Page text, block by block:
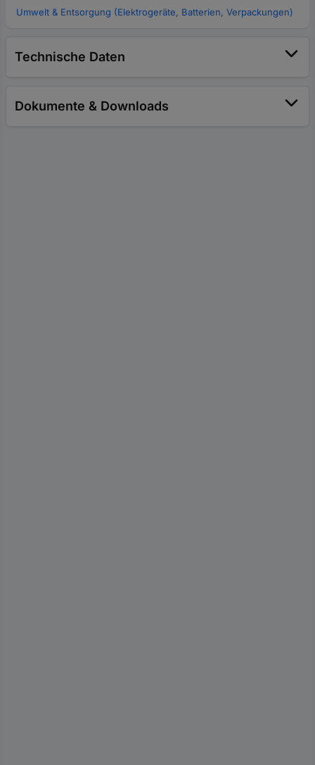
Umwelt & Entsorgung (Elektrogeräte, Batterien, Verpackungen)
Technische Daten
Dokumente & Downloads